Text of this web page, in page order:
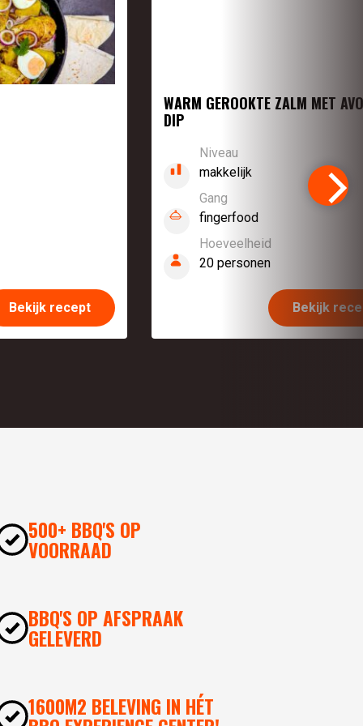
Bekijk recept
WARM GEROOKTE ZALM MET
DIP
Niveau
makkelijk
Gang
fingerfood
Hoeveelheid
20 personen
Bekijk
500+ BBQ'S OP
VOORRAAD
BBQ'S OP AFSPRAAK
GELEVERD
1600M2 BELEVING IN HÉT